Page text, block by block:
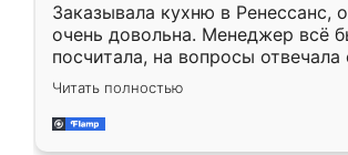
Заказывала кухню в Ренессанс,
очень довольна. Менеджер всё
посчитала, на вопросы отвечала
Замерщик приехал в субботу,
делу со всей ответственностью.
за день, ребята работали
Читать полностью